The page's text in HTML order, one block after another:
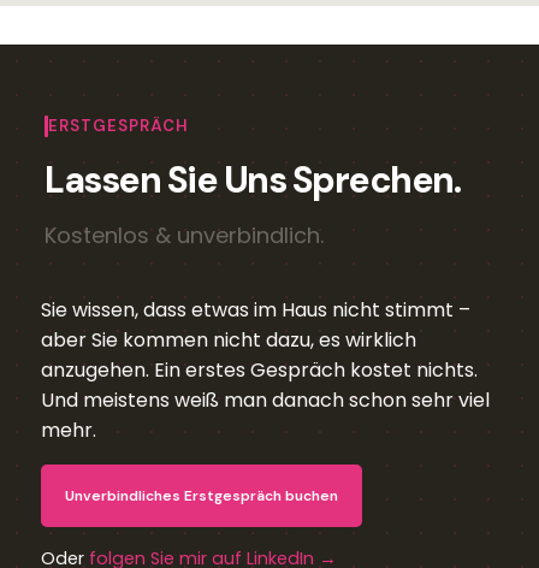
ERSTGESPRÄCH
Lassen Sie Uns Sprechen.
Kostenlos & unverbindlich.
Sie wissen, dass etwas im Haus nicht stimmt –
aber Sie kommen nicht dazu, es wirklich
anzugehen. Ein erstes Gespräch kostet nichts.
Und meistens weiß man danach schon sehr viel
mehr.
Unverbindliches Erstgespräch buchen
Oder folgen Sie mir auf LinkedIn →